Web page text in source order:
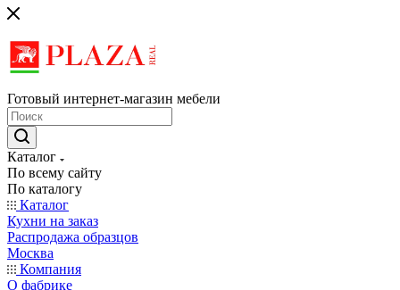
Готовый интернет-магазин мебели
Каталог
По всему сайту
По каталогу
Каталог
Кухни на заказ
Распродажа образцов
Москва
Компания
О фабрике